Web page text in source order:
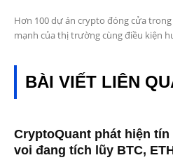
Hơn 100 dự án crypto đóng cửa
mạnh của thị trường cùng điều kiện
BÀI VIẾT LIÊN
CryptoQuant phát hiện
voi đang tích lũy BTC,